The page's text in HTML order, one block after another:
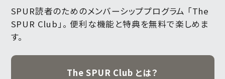
SPUR読者のためのメンバーシッププログラム 「The
SPUR Club」。 便利な機能と特典を無料で楽しめま
す。
The SPUR Club とは？